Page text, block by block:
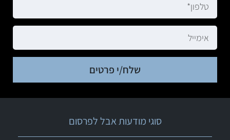
שלח/י פרטים
סוגי מודעות אבל לפרסום